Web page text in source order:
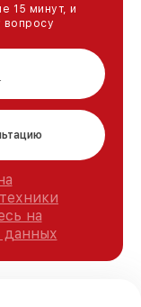
15 минут, и
вопросу
на
данных